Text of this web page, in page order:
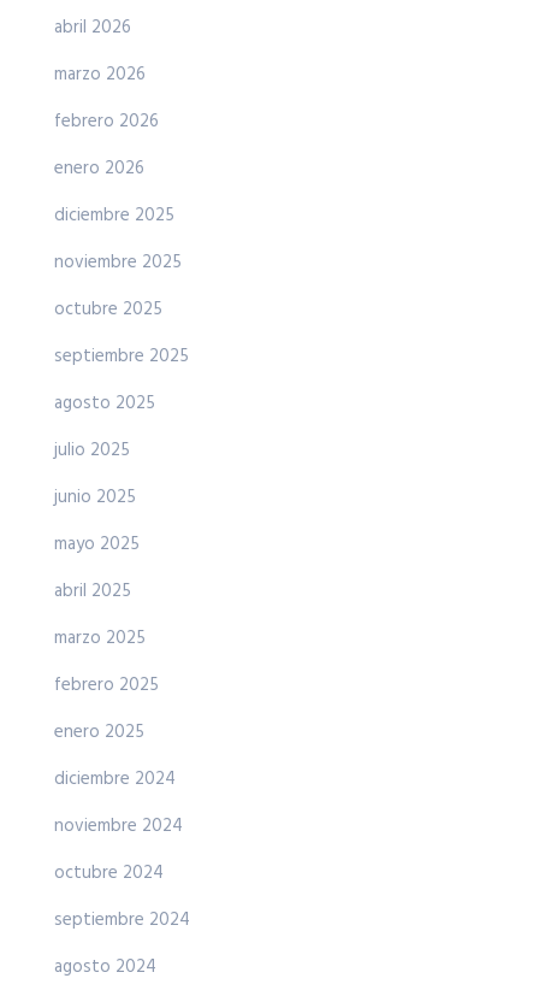
abril 2026
marzo 2026
febrero 2026
enero 2026
diciembre 2025
noviembre 2025
octubre 2025
septiembre 2025
agosto 2025
julio 2025
junio 2025
mayo 2025
abril 2025
marzo 2025
febrero 2025
enero 2025
diciembre 2024
noviembre 2024
octubre 2024
septiembre 2024
agosto 2024